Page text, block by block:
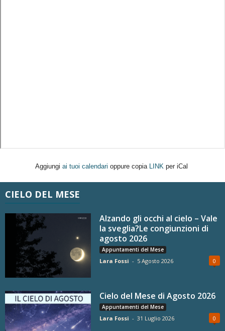
Aggiungi ai tuoi calendari oppure copia LINK per iCal
CIELO DEL MESE
Alzando gli occhi al cielo – Vale
la sveglia?Le congiunzioni di
agosto 2026
Appuntamenti del Mese
Lara Fossi - 5 Agosto 2026 0
Cielo del Mese di Agosto 2026
Appuntamenti del Mese
Lara Fossi - 31 Luglio 2026 0